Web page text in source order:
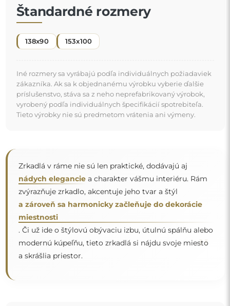
miestnosti
. Či už ide o štýlovú obývaciu izbu, útulnú spálňu alebo
modernú kúpeľňu, tieto zrkadlá si nájdu svoje miesto
a skrášlia priestor.
Zrkadlo na individuálnu
potrebujete iné rozdelenie, kontaktujte nás telefonicky
alebo e-mailom. Najväčšie zrkadlá, ktoré dokážeme
vyrobiť, sú200×300 cm
a okrúhle zrkadlá s priemerom
200 cm
. Zrkadlá vyrábame na individuálnu objednávku.
Vyzývame vás, aby ste nám poslali svoju požiadavku
spolu s projektom na e-mailovú adresu
zrkadla@alfaram.sk.